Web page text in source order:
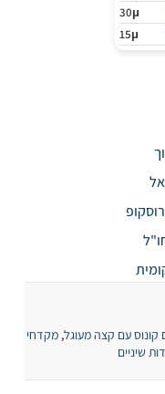
30μ
15μ
קונוס עם קצה מעוגל, מקדחי
שיניים